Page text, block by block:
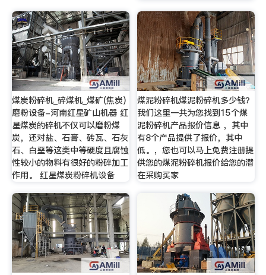
煤炭粉碎机_碎煤机_煤矿(焦炭)
磨粉设备-河南红星矿山机器 红
星煤炭的碎机不仅可以磨粉煤
炭，还对盐、石膏、砖瓦、石灰
石、白堊等这类中等硬度且腐蚀
性较小的物料有很好的粉碎加工
作用。 红星煤炭粉碎机设备
煤泥粉碎机煤泥粉碎机多少钱？
我们这里一共为您找到15个煤
泥粉碎机产品报价信息 ，其中
有8个产品提供了报价，其中
低。，您也可以马上免费注册提
供您的煤泥粉碎机报价给您的潜
在采购买家